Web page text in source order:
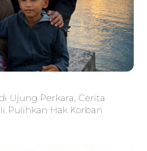
Ujung Perkara, Cerita
Pulihkan Hak Korban